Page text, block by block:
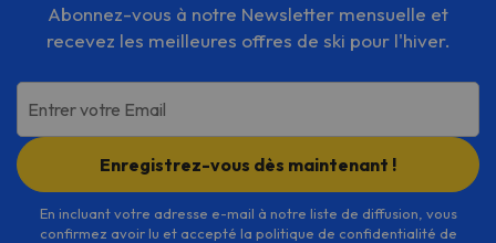
Abonnez-vous à notre Newsletter mensuelle et
recevez les meilleures offres de ski pour l'hiver.
Entrer votre Email
Enregistrez-vous dès maintenant !
En incluant votre adresse e-mail à notre liste de diffusion, vous
confirmez avoir lu et accepté la politique de confidentialité de